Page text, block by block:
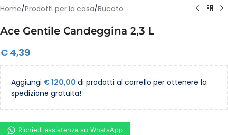
Home/Prodotti per la casa/Bucato
Ace Gentile Candeggina 2,3 L
€ 4,39
Aggiungi €120,00 di prodotti al carrello per ottenere la
spedizione gratuita!
Richiedi assistenza su WhatsApp